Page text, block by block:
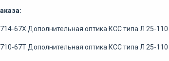
67Х Дополнительная оптика КСС типа Л 25-110
67Т Дополнительная оптика КСС типа Л 25-110